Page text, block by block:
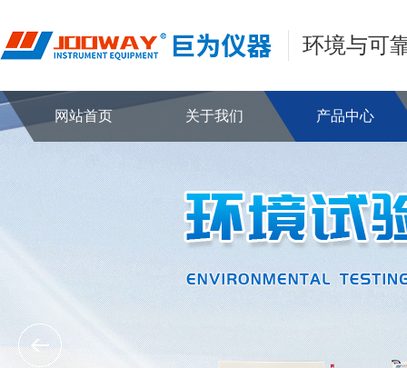
环境与可
网站首页 关于我们 产品中心